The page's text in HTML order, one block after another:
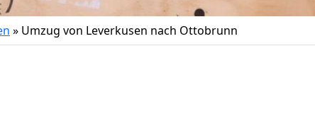
» Umzug von Leverkusen nach Ottobrunn